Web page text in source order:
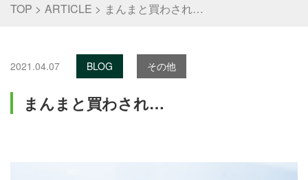
TOP ARTICLE まんまと買わされ…
2021.04.07 BLOG その他
まんまと買わされ…